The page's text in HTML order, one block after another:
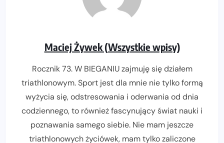
Maciej Żywek (Wszystkie wpisy)
Rocznik 73. W BIEGANIU zajmuję się działem
triathlonowym. Sport jest dla mnie nie tylko formą
wyżycia się, odstresowania i oderwania od dnia
codziennego, to również fascynujący świat nauki i
poznawania samego siebie. Nie mam jeszcze
triathlonowych życiówek, mam tylko zaliczone